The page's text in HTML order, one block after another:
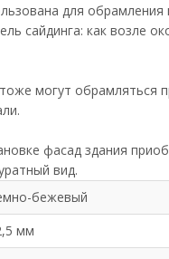
для обрамления
сайдинга: как возле
могут обрамляться
фасад здания
вид.
бежевый
мм